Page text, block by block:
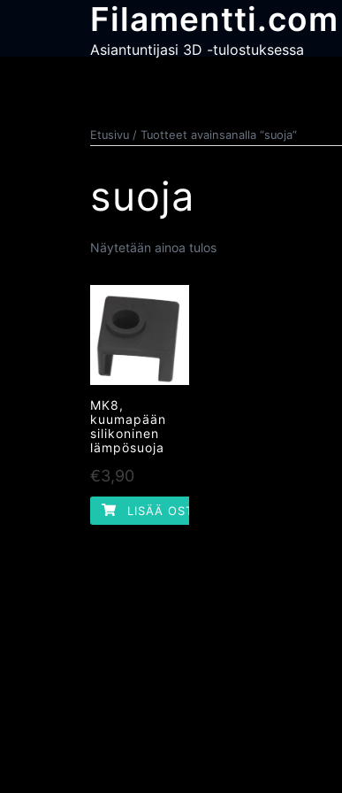
Filamentti.com
Asiantuntijasi 3D -tulostuksessa
Etusivu / Tuotteet avainsanalla “suoja”
suoja
Näytetään ainoa tulos
MK8,
kuumapään
silikoninen
lämpösuoja
€3,90
LISÄÄ OSTOSKORIIN